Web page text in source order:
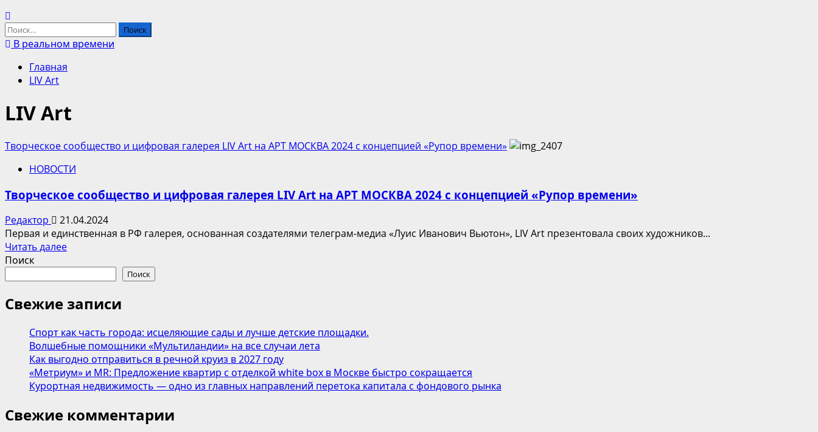
Найти:
В реальном времени
Главная
LIV Art
LIV Art
Творческое сообщество и цифровая галерея LIV Art на АРТ МОСКВА 2024 с концепцией «Рупор времени»
НОВОСТИ
Творческое сообщество и цифровая галерея LIV Art на АРТ МОСКВА 2024 с концепцией «Рупор времени»
Редактор
21.04.2024
Первая и единственная в РФ галерея, основанная создателями телеграм-медиа «Луис Иванович Вьютон», LIV Art презентовала своих художников...
Читать далееПрочитать
сообщество
и
галерея
LIV
Art
на
АРТ
2024
Поиск
Поиск
Свежие записи
Спорт как часть города: исцеляющие сады и лучше детские площадки.
Волшебные помощники «Мультиландии» на все случаи лета
Как выгодно отправиться в речной круиз в 2027 году
«Метриум» и MR: Предложение квартир с отделкой white box в Москве быстро сокращается
Курортная недвижимость — одно из главных направлений перетока капитала с фондового рынка
Свежие комментарии